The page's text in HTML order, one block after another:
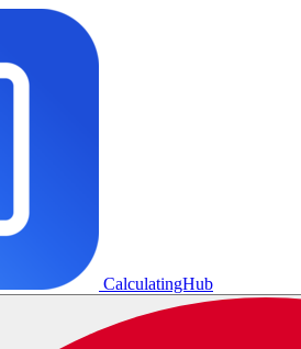
CalculatingHub